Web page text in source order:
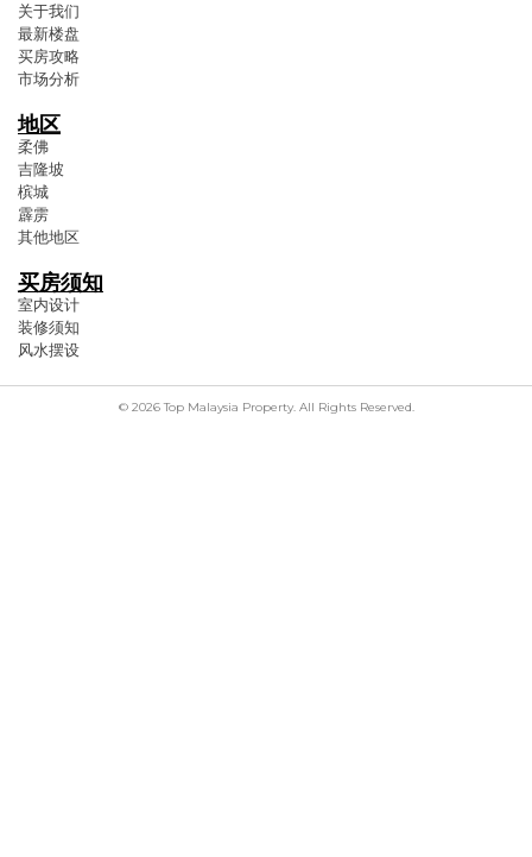
关于我们
最新楼盘
买房攻略
市场分析
地区
柔佛
吉隆坡
槟城
霹雳
其他地区
买房须知
室内设计
装修须知
风水摆设
© 2026 Top Malaysia Property. All Rights Reserved.